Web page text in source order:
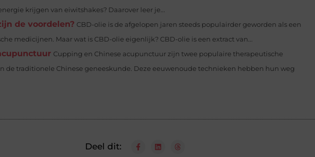
krijgen van eiwitshakes? Daarover leer je...
de voordelen? CBD-olie is de afgelopen jaren steeds populairder geworden als een
medicijnen. Maar wat is CBD-olie eigenlijk? CBD-olie is een extract van...
Cupping en Chinese acupunctuur zijn twee populaire therapeutische
de traditionele Chinese geneeskunde. Deze eeuwenoude technieken hebben hun weg
Deel dit: